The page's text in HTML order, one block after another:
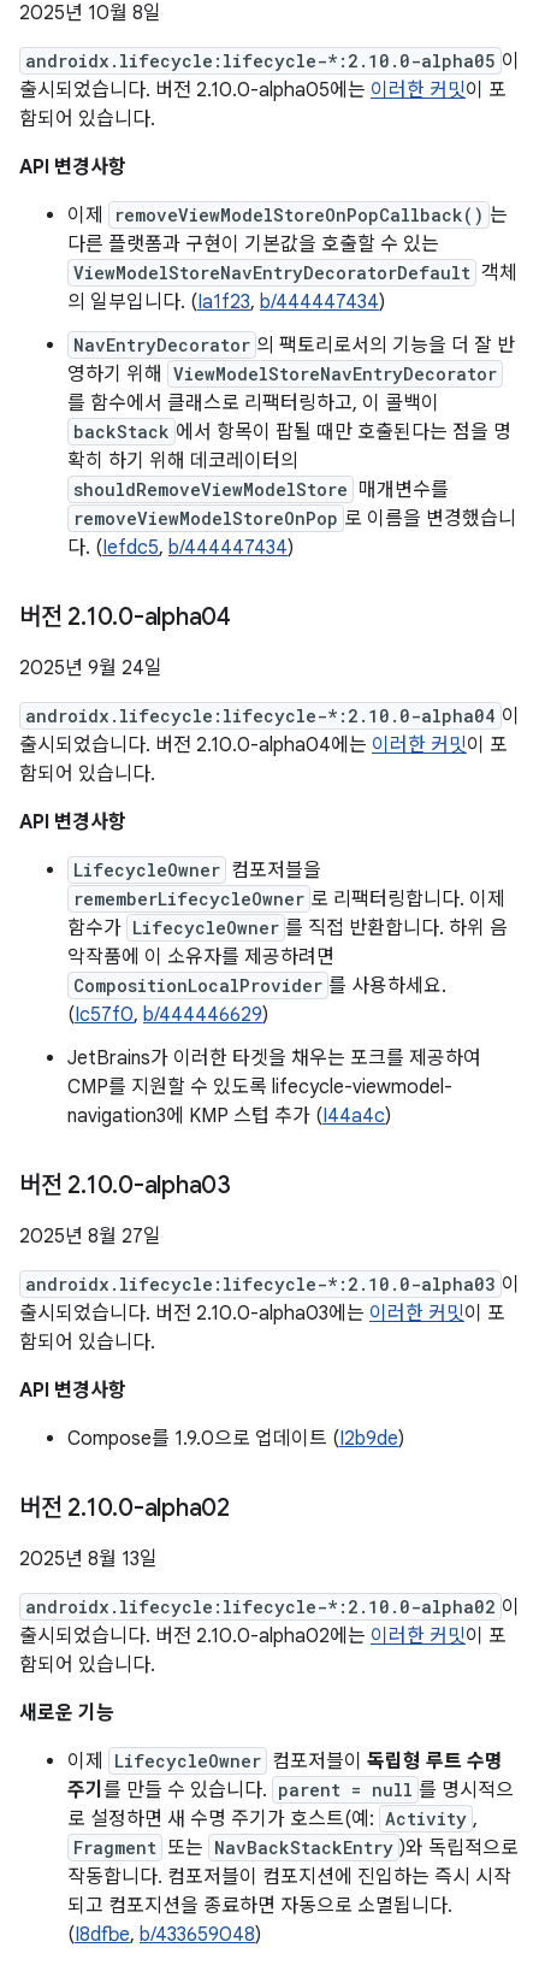
2025년 10월 8일
androidx.lifecycle:lifecycle-*:2.10.0-alpha05 이
출시되었습니다. 버전 2.10.0-alpha05에는 이러한 커밋이 포
함되어 있습니다.
API 변경사항
이제
removeViewModelStoreOnPopCallback() 는
다른 플랫폼과 구현이 기본값을 호출할 수 있는
ViewModelStoreNavEntryDecoratorDefault 객체
의 일부입니다. (Ia1f23, b/444447434)
NavEntryDecorator 의 팩토리로서의 기능을 더 잘 반
영하기 위해
ViewModelStoreNavEntryDecorator
를 함수에서 클래스로 리팩터링하고, 이 콜백이
backStack 에서 항목이 팝될 때만 호출된다는 점을 명
확히 하기 위해 데코레이터의
shouldRemoveViewModelStore 매개변수를
removeViewModelStoreOnPop 로 이름을 변경했습니
다. (Iefdc5, b/444447434)
버전 2.10.0-alpha04
2025년 9월 24일
androidx.lifecycle:lifecycle-*:2.10.0-alpha04 이
출시되었습니다. 버전 2.10.0-alpha04에는 이러한 커밋이 포
함되어 있습니다.
API 변경사항
LifecycleOwner 컴포저블을
rememberLifecycleOwner 로 리팩터링합니다. 이제
함수가 LifecycleOwner 를 직접 반환합니다. 하위 음
악작품에 이 소유자를 제공하려면
CompositionLocalProvider 를 사용하세요.
(Ic57f0, b/444446629)
JetBrains가 이러한 타겟을 채우는 포크를 제공하여
CMP를 지원할 수 있도록 lifecycle-viewmodel-
navigation3에 KMP 스텁 추가 (I44a4c)
버전 2.10.0-alpha03
2025년 8월 27일
androidx.lifecycle:lifecycle-*:2.10.0-alpha03 이
출시되었습니다. 버전 2.10.0-alpha03에는 이러한 커밋이 포
함되어 있습니다.
API 변경사항
Compose를 1.9.0으로 업데이트 (I2b9de)
버전 2.10.0-alpha02
2025년 8월 13일
androidx.lifecycle:lifecycle-*:2.10.0-alpha02 이
출시되었습니다. 버전 2.10.0-alpha02에는 이러한 커밋이 포
함되어 있습니다.
새로운 기능
이제
LifecycleOwner 컴포저블이 독립형 루트 수명
주기 를 만들 수 있습니다. parent = null 를 명시적으
로 설정하면 새 수명 주기가 호스트(예: Activity ,
Fragment 또는 NavBackStackEntry )와 독립적으로
작동합니다. 컴포저블이 컴포지션에 진입하는 즉시 시작
되고 컴포지션을 종료하면 자동으로 소멸됩니다.
(I8dfbe, b/433659048)